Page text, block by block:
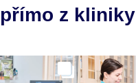
přímo z kliniky